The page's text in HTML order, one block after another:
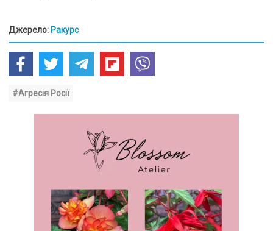
Джерело: Ракурс
#Агресія Росії